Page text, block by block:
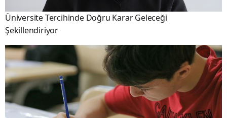
Üniversite Tercihinde Doğru Karar Geleceği
Şekillendiriyor